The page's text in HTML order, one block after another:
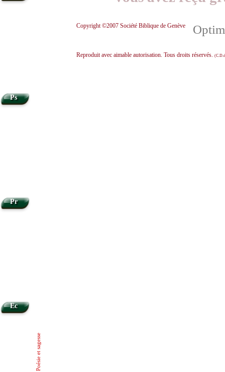
Copyright ©2007 Société Biblique de Genève
Reproduit avec aimable autorisation. Tous droits réservés.
Ps
Pr
Ec
Poésie et sagesse